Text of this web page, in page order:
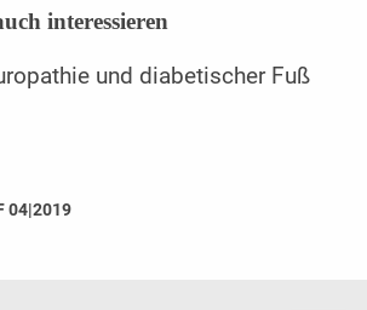
interessieren
und diabetischer Fuß
04|2019